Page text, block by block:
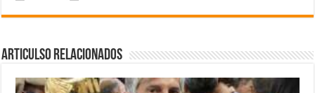
Articulso Relacionados